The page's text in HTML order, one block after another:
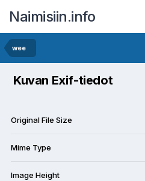
Naimisiin.info
wee
Kuvan Exif-tiedot
Original File Size
Mime Type
Image Height